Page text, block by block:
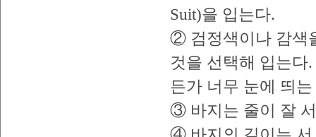
Suit)을 입는다.
② 검정색이나 감색
것을 선택해 입는다
든가 너무 눈에 띄
③ 바지는 줄이 잘